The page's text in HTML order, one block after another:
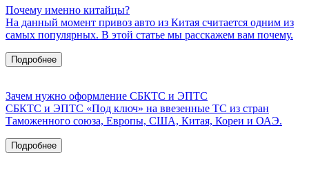
Почему именно китайцы?
На данный момент привоз авто из Китая считается одним из
самых популярных. В этой статье мы расскажем вам почему.
Подробнее
Зачем нужно оформление СБКТС и ЭПТС
СБКТС и ЭПТС «Под ключ» на ввезенные ТС из стран
Таможенного союза, Европы, США, Китая, Кореи и ОАЭ.
Подробнее